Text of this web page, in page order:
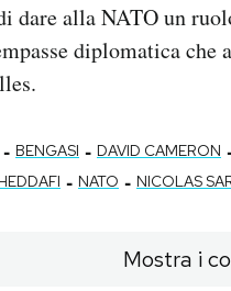
dare alla NATO un
diplomatica
- BENGASI - DAVID CAMERON
- NATO - NICOLAS
Mostra i